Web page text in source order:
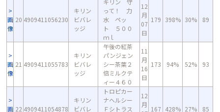
画
像
20 4909411056230
キリン
ビバレ
ッジ
キリン 守
って！ 力
水 ペッ
ト ５００
ｍｌ
12
月
07
日
179 398% 30% 89
画
像
21 4909411055783
キリン
ビバレ
ッジ
午後の紅茶
パンジェン
シー茶葉２
倍ミルクテ
ィー４６０
11
月
16
日
173 94% 52% 93
画 22 4909411054878
キリン
ビバレ
トロピカー
ナヘルシー
Ｆシトラス
12
月
167 428% 27% 85